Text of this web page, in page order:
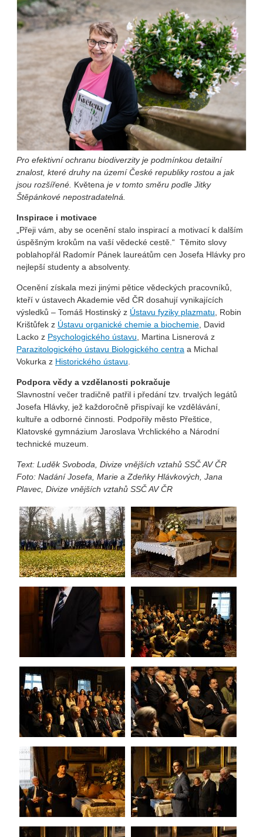
Pro efektivní ochranu biodiverzity je podmínkou detailní
znalost, které druhy na území České republiky rostou a jak
jsou rozšířené. Květena je v tomto směru podle Jitky
Štěpánkové nepostradatelná.
Inspirace i motivace
„Přeji vám, aby se ocenění stalo inspirací a motivací k dalším
úspěšným krokům na vaší vědecké cestě.“ Těmito slovy
poblahopřál Radomír Pánek laureátům cen Josefa Hlávky pro
nejlepší studenty a absolventy.
Ocenění získala mezi jinými pětice vědeckých pracovníků,
kteří v ústavech Akademie věd ČR dosahují vynikajících
výsledků – Tomáš Hostinský z Ústavu fyziky plazmatu , Robin
Krištůfek z Ústavu organické chemie a biochemie , David
Lacko z Psychologického ústavu , Martina Lisnerová z
Parazitologického ústavu Biologického centra a Michal
Vokurka z Historického ústavu
Podpora vědy a vzdělanosti pokračuje
Slavnostní večer tradičně patřil i předání tzv. trvalých legátů
Josefa Hlávky, jež každoročně přispívají ke vzdělávání,
kultuře a odborné činnosti. Podpořily město Přeštice,
Klatovské gymnázium Jaroslava Vrchlického a Národní
technické muzeum.
Text: Luděk Svoboda, Divize vnějších vztahů SSČ AV ČR
Foto: Nadání Josefa, Marie a Zdeňky Hlávkových, Jana
Plavec, Divize vnějších vztahů SSČ AV ČR